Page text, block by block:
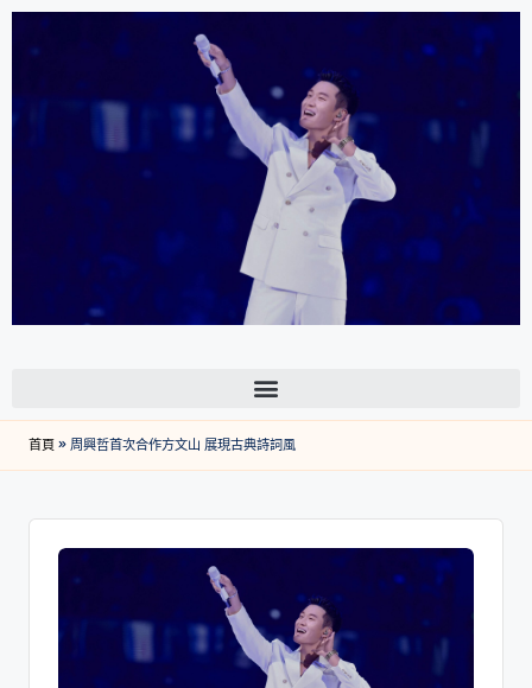
首頁»周興哲首次合作方文山 展現古典詩詞風